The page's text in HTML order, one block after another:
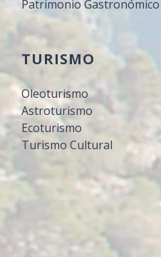
Patrimonio Gastronómico
TURISMO
Oleoturismo
Astroturismo
Ecoturismo
Turismo Cultural